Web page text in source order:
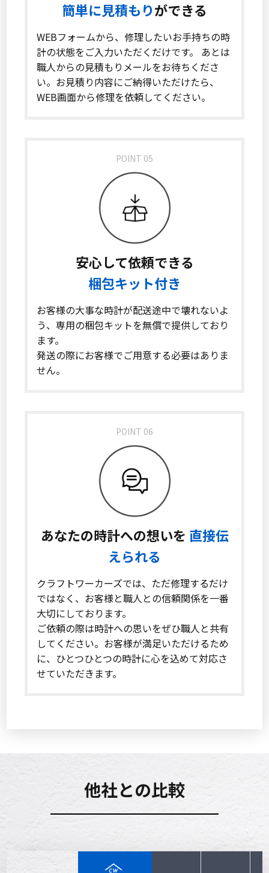
簡単に見積もりができる
WEBフォームから、修理したいお手持ちの時
計の状態をご入力いただくだけです。 あとは
職人からの見積もりメールをお待ちくださ
い。お見積り内容にご納得いただけたら、
WEB画面から修理を依頼してください。
POINT 05
安心して依頼できる
梱包キット付き
お客様の大事な時計が配送途中で壊れないよ
う、専用の梱包キットを無償で提供しており
ます。
発送の際にお客様でご用意する必要はありま
せん。
POINT 06
あなたの時計への想いを 直接伝
えられる
クラフトワーカーズでは、ただ修理するだけ
ではなく、お客様と職人との信頼関係を一番
大切にしております。
ご依頼の際は時計への思いをぜひ職人と共有
してください。お客様が満足いただけるため
に、ひとつひとつの時計に心を込めて対応さ
せていただきます。
他社との比較